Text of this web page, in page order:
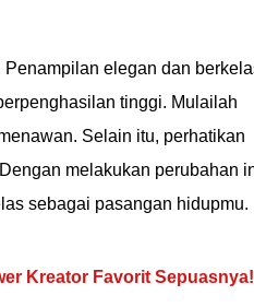
elegan dan
tinggi. Mulailah
Selain itu, perhatikan
melakukan perubahan
sebagai pasangan hidupmu.
Kreator Favorit Sepuasnya!